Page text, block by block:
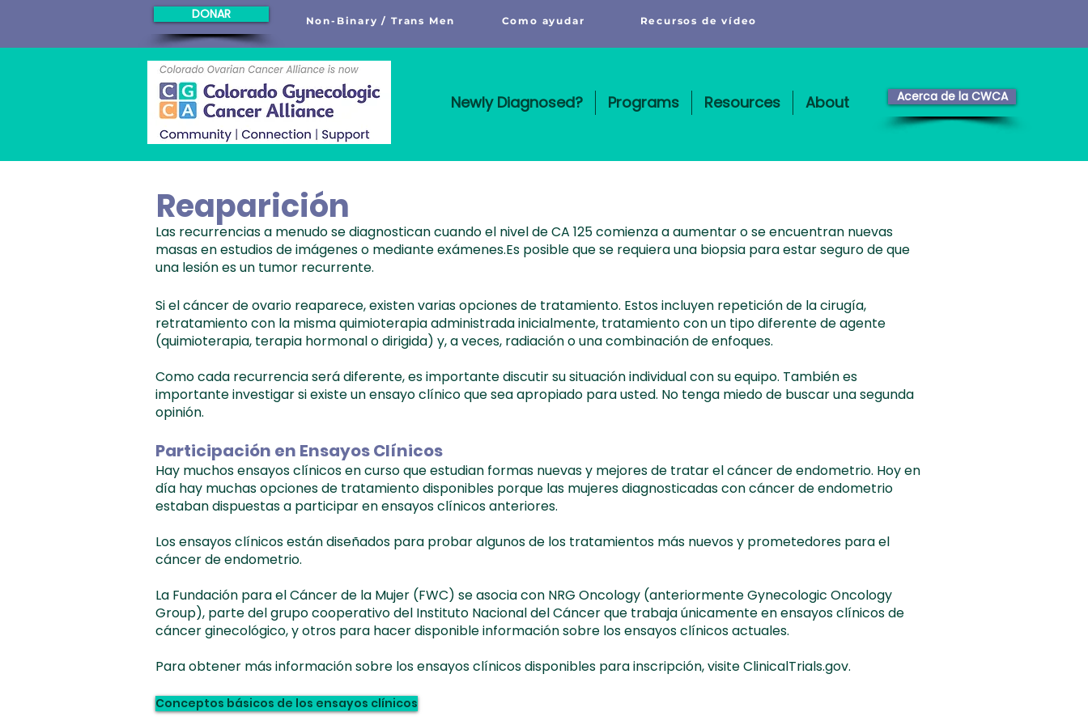
DONAR Como ayudar Recursos de vídeo
Non-Binary / Trans Men
Newly Diagnosed? Programs Resources About Acerca de la CWCA
Reaparición
Las recurrencias a menudo se diagnostican cuando el nivel de CA 125 comienza a aumentar o se encuentran nuevas
masas en estudios de imágenes o mediante exámenes.Es posible que se requiera una biopsia para estar seguro de que
una lesión es un tumor recurrente.
Si el cáncer de ovario reaparece, existen varias opciones de tratamiento. Estos incluyen repetición de la cirugía,
retratamiento con la misma quimioterapia administrada inicialmente, tratamiento con un tipo diferente de agente
(quimioterapia, terapia hormonal o dirigida) y, a veces, radiación o una combinación de enfoques.
Como cada recurrencia será diferente, es importante discutir su situación individual con su equipo. También es
importante investigar si existe un ensayo clínico que sea apropiado para usted. No tenga miedo de buscar una segunda
opinión.
Participación en Ensayos Clínicos
Hay muchos ensayos clínicos en curso que estudian formas nuevas y mejores de tratar el cáncer de endometrio. Hoy en
día hay muchas opciones de tratamiento disponibles porque las mujeres diagnosticadas con cáncer de endometrio
estaban dispuestas a participar en ensayos clínicos anteriores.
Los ensayos clínicos están diseñados para probar algunos de los tratamientos más nuevos y prometedores para el
cáncer de endometrio.
La Fundación para el Cáncer de la Mujer (FWC) se asocia con NRG Oncology (anteriormente Gynecologic Oncology
Group), parte del grupo cooperativo del Instituto Nacional del Cáncer que trabaja únicamente en ensayos clínicos de
cáncer ginecológico, y otros para hacer disponible información sobre los ensayos clínicos actuales.
Para obtener más información sobre los ensayos clínicos disponibles para inscripción, visite ClinicalTrials.gov.
Fuente:Fundación para la MujerCáncer
Conceptos básicos de los ensayos clínicos